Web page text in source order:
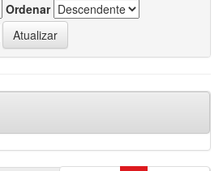
Ordenar